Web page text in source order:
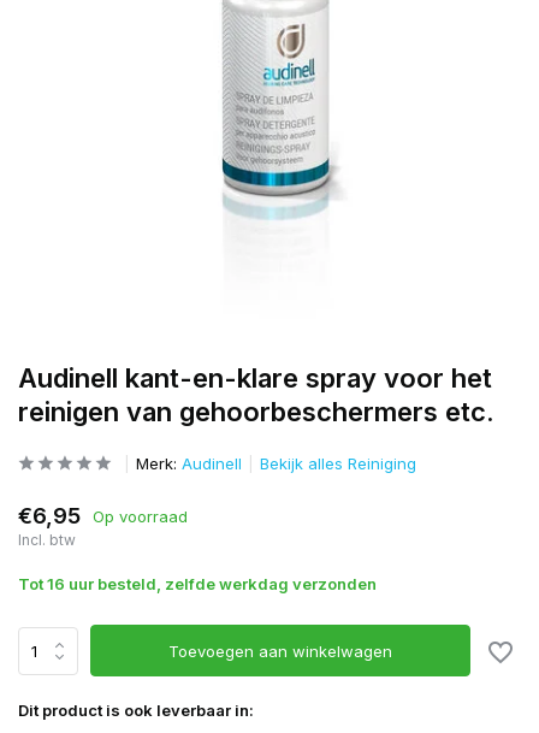
Audinell kant-en-klare spray voor het
reinigen van gehoorbeschermers etc.
Merk: Audinell Bekijk alles Reiniging
€6,95 Op voorraad
Incl. btw
Tot 16 uur besteld, zelfde werkdag verzonden
Toevoegen aan winkelwagen
Dit product is ook leverbaar in: